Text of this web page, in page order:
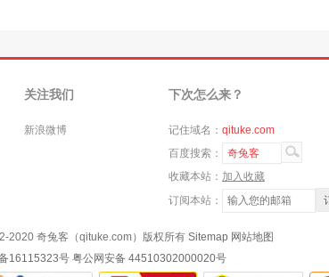
关注我们
新浪微博
下次怎么来？
记住域名： qituke.com
百度搜索：
奇兔客
收藏本站： 加入收藏
订阅本站：
2020 奇兔客（qituke.com）版权所有 Sitemap 网站地图
16115323号 粤公网安备 44510302000020号